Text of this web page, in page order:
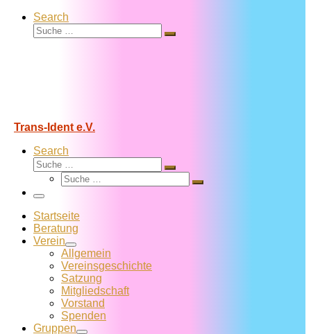
Search
Suche
Suche
Trans-Ident e.V.
Search
Suche
Suche
Suche
Suche
Menü
Startseite
Beratung
Verein
Allgemein
Vereins­geschichte
Satzung
Mitglied­schaft
Vorstand
Spenden
Gruppen